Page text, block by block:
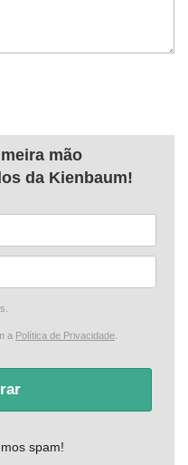
mão
da Kienbaum!
a Política de Privacidade
spam!